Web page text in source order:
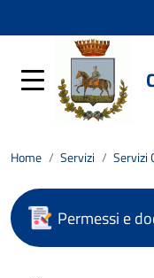
Home / Servizi / Servizi
Permessi e